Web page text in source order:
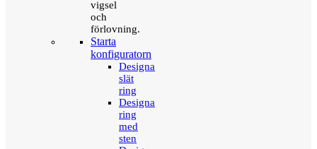
vigsel
och
förlovning.
Starta
konfiguratorn
Designa
slät
ring
Designa
ring
med
sten